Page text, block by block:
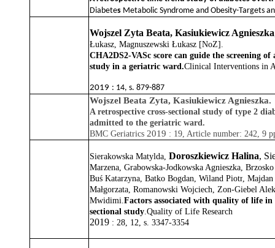
Diabetes Metabolic Syndrome and Obesity-Targets
Wojszel Zyta Beata, Kasiukiewicz Agnieszka
Łukasz Magnuszewski Łukasz [NoZ]
CHA2DS2-VASc score can guide the screening
study in a geriatric ward.Clinical Interventions in
2019 : 14, s. 879-887
Wojszel Beata Zyta, Kasiukiewicz Agnieszka.
A retrospective cross-sectional study of type 2
admitted to the geriatric ward.
BMC Geriatrics 2019 : 19, Article number: 242, 9
Sierakowska Matylda Doroszkiewicz Halina,
Marzena Grabowska-Jodkowska Agnieszka
Buś Katarzyna Batko Bogdan Wiland Piotr
Małgorzata Romanowski Wojciech
Zon-Giebel
Mwidimi Factors associated with quality of life in
sectional study Quality of Life Research
2019 : 28 12 s. 3347-3354